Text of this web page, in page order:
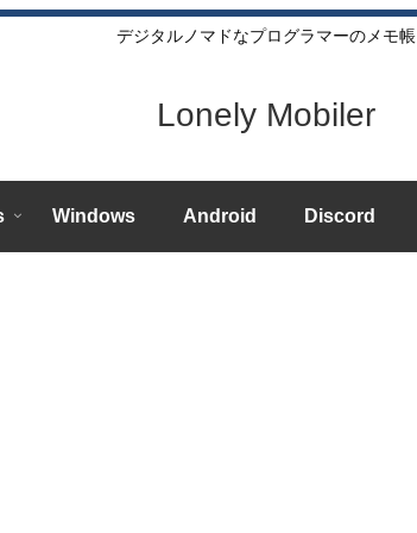
デジタルノマドなプログラマーのメモ帳
Lonely Mobiler
Windows Android Discord